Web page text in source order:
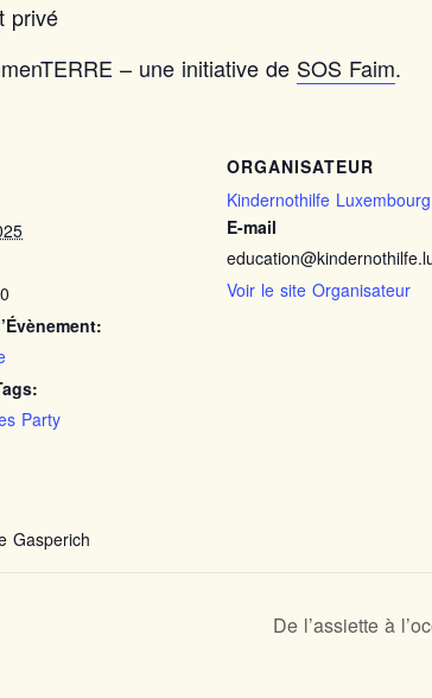
privé
– une initiative de SOS Faim.
Party
ORGANISATEUR
Kindernothilfe Luxembourg
E-mail
Voir le site Organisateur
Gasperich
De l’assiette à